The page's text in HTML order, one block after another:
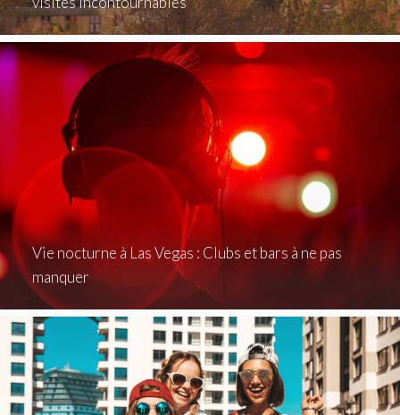
Vie nocturne à Las Vegas : Clubs et bars à ne pas
manquer